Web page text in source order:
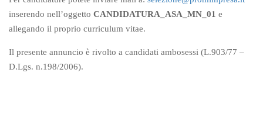
inserendo nell’oggetto CANDIDATURA_ASA_MN_01 e
allegando il proprio curriculum vitae.
Il presente annuncio è rivolto a candidati ambosessi (L.903/77 –
D.Lgs. n.198/2006).